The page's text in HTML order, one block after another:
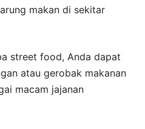
makan di sekitar
street food, Anda dapat
atau gerobak makanan
macam jajanan